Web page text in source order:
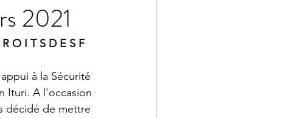
2021
O I T S D E S F
à la Sécurité
Ituri. A l'occasion
décidé de mettre